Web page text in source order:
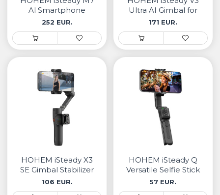
Al Smartphone
Gimbal with Remote
252 EUR.
Ultra AI Gimbal for
Everyday Shots
171 EUR.
HOHEM iSteady X3
SE Gimbal Stabilizer
106 EUR.
HOHEM iSteady Q
Versatile Selfie Stick
& Phone Gimbal
57 EUR.